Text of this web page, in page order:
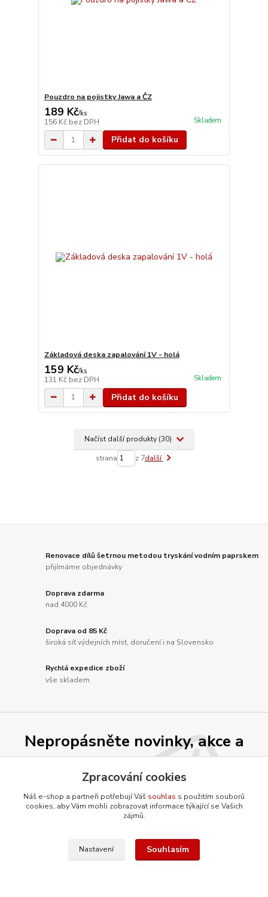
Pouzdro na pojistky Jawa a ČZ
189 Kč/ks
156 Kč bez DPH Skladem
Přidat do košíku
Základová deska zapalování 1V - holá
159 Kč/ks
131 Kč bez DPH Skladem
Přidat do košíku
Načíst další produkty (30)
strana z 7další
Renovace dílů šetrnou metodou tryskání vodním paprskem
přijímáme objednávky
Doprava zdarma
nad 4000 Kč
Doprava od 85 Kč
široká síť výdejních míst, doručení i na Slovensko
Rychlá expedice zboží
vše skladem
Nepropásněte novinky, akce a
slevy!
Přihlásit se
zpracováním osobních údajů
Můžete se kdykoli odhlásit. Zasíláme jednou za 14 dní.
Zpracování cookies
Náš e-shop a partneři potřebují Váš souhlas s použitím souborů
cookies, aby Vám mohli zobrazovat informace týkající se Vašich
zájmů.
Nastavení Souhlasím